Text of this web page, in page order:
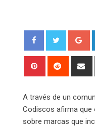
Pinterest Reddit
A través de un
Codiscos afirma que
sobre marcas que